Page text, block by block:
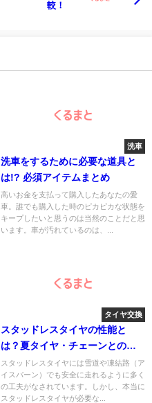
較！
洗車
洗車をするために必要な道具と
は!? 必須アイテムまとめ
高いお金を支払って購入したあなたの愛
車。誰でも購入した時のピカピカな状態を
キープしたいと思うのは当然のことだと思
います。車が汚れているのは、...
タイヤ交換
スタッドレスタイヤの性能と
は？夏タイヤ・チェーンとの違
いを解説
スタッドレスタイヤには雪道や凍結路（ア
イスバーン）でも安全に走れるように多く
の工夫がなされています。しかし、本当に
スタッドレスタイヤが必要な...